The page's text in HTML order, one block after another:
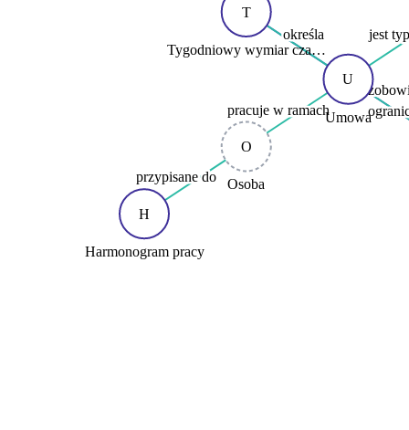
pracuje w ramach
jest
określa
przypisane do
O
Osoba
U
Umowa
T
Tygodniowy wymiar cza…
H
Harmonogram pracy